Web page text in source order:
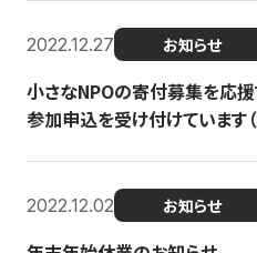
2022.12.27 お知らせ
小さなNPOの寄付募集を応
参加申込を受け付けています
2022.12.02 お知らせ